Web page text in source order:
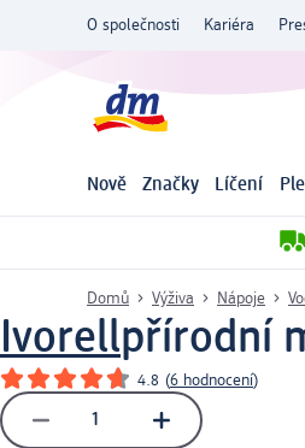
O společnosti Kariéra
Nově Značky Líčení
Domů Výživa Nápoje
Ivorellpřírodní
4.8 (6 hodnocení)